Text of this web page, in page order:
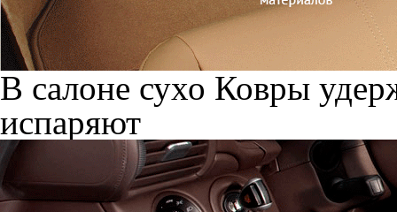
В салоне сухо Ковры
испаряют